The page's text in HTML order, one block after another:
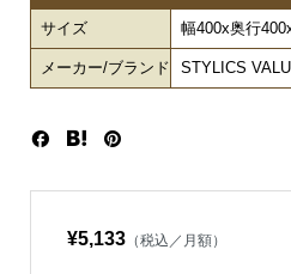
サイズ 幅400x奥行
メーカー/ブランド STYLICS
¥5,133（税込／月額）